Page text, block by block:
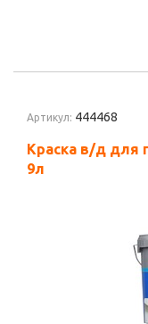
Артикул: 444468
Краска в/д для
9л